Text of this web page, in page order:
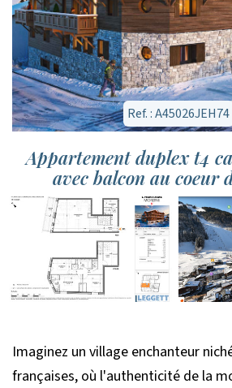
Ref. : A45026JEH74
Appartement duplex t4
avec balcon au coeur
Imaginez un village enchanteur
françaises, où l'authenticité de la